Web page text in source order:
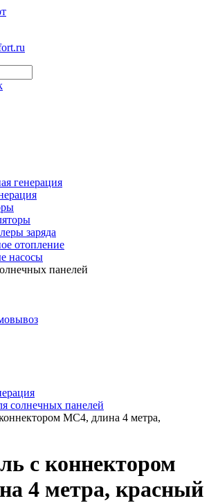
генерация
заряда
отопление
насосы
солнечных панелей
МС4, длина 4 метра,
с коннектором
4 метра, красный